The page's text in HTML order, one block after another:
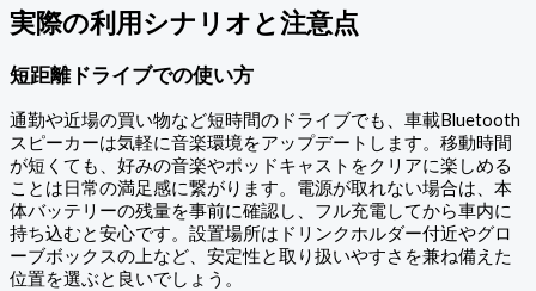
実際の利用シナリオと注意点
短距離ドライブでの使い方
通勤や近場の買い物など短時間のドライブでも、車載Bluetooth
スピーカーは気軽に音楽環境をアップデートします。移動時間
が短くても、好みの音楽やポッドキャストをクリアに楽しめる
ことは日常の満足感に繋がります。電源が取れない場合は、本
体バッテリーの残量を事前に確認し、フル充電してから車内に
持ち込むと安心です。設置場所はドリンクホルダー付近やグロ
ーブボックスの上など、安定性と取り扱いやすさを兼ね備えた
位置を選ぶと良いでしょう。